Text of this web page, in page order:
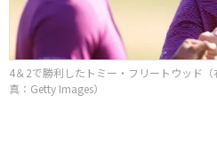
4＆2で勝利したトミー・フリートウッド
真：Getty Images）